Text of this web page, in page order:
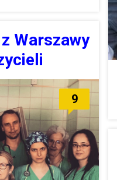
Warszawy
9